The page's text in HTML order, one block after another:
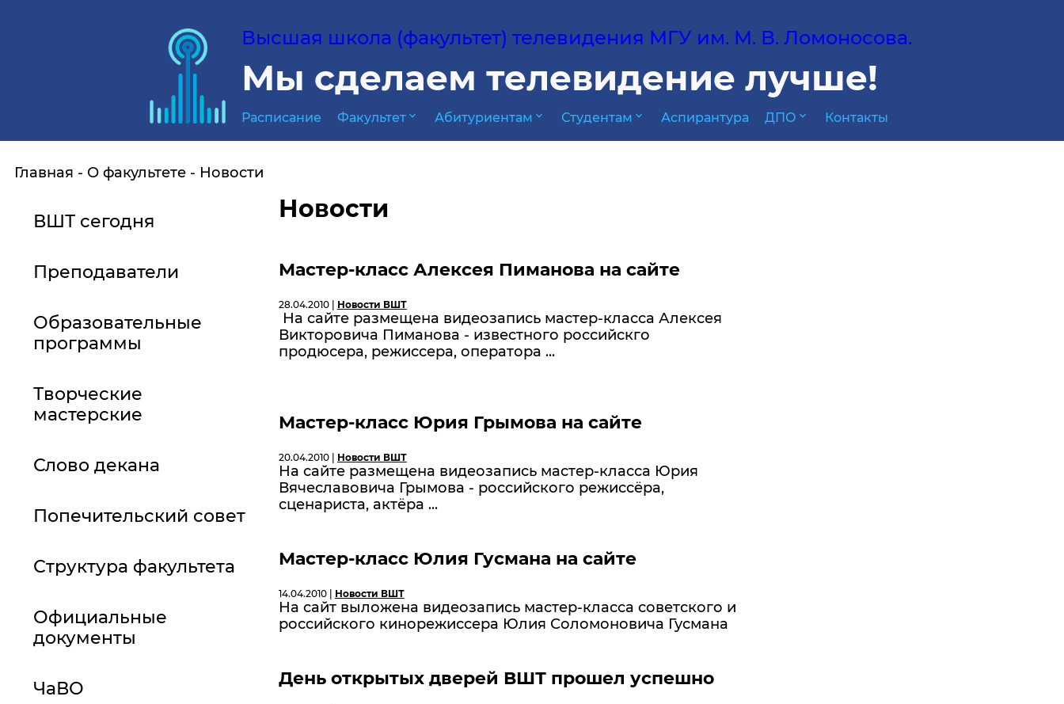
Высшая школа (факультет) телевидения МГУ им. М. В. Ломоносова.
Мы сделаем телевидение лучше!
Расписание Факультет expand_more Абитуриентам expand_more Студентам expand_more Аспирантура ДПО expand_more Контакты
Главная О факультете Новости
ВШТ сегодня
Преподаватели
Образовательные
программы
Творческие
мастерские
Слово декана
Попечительский совет
Структура факультета
Официальные
документы
ЧаВО
Новости
Мастер-класс Алексея Пиманова на сайте
28.04.2010 | Новости ВШТ
На сайте размещена видеозапись мастер-класса Алексея
Викторовича Пиманова - известного российскго
продюсера, режиссера, оператора ...
Мастер-класс Юрия Грымова на сайте
20.04.2010 | Новости ВШТ
На сайте размещена видеозапись мастер-класса Юрия
Вячеславовича Грымова - российского режиссёра,
сценариста, актёра ...
Мастер-класс Юлия Гусмана на сайте
14.04.2010 | Новости ВШТ
На сайт выложена видеозапись мастер-класса советского и
российского кинорежиссера Юлия Соломоновича Гусмана
День открытых дверей ВШТ прошел успешно